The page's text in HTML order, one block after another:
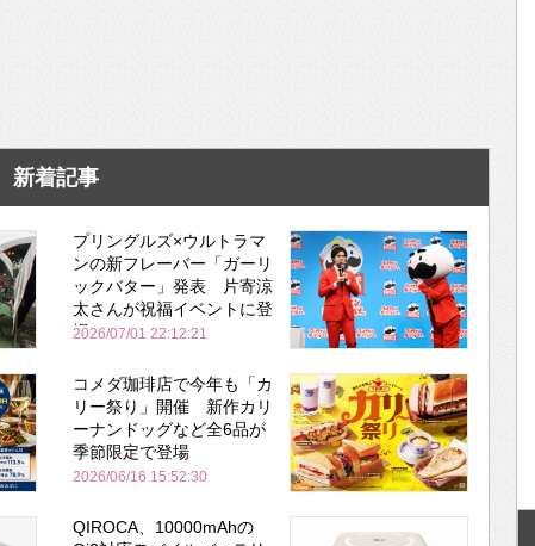
新着記事
プリングルズ×ウルトラマ
ンの新フレーバー「ガーリ
ックバター」発表 片寄涼
太さんが祝福イベントに登
場
2026/07/01 22:12:21
コメダ珈琲店で今年も「カ
リー祭り」開催 新作カリ
ーナンドッグなど全6品が
季節限定で登場
2026/06/16 15:52:30
QIROCA、10000mAhの